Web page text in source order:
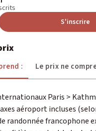
S'inscrire
: Le prix ne
Paris >
aéroport incluses
randonnée francophone